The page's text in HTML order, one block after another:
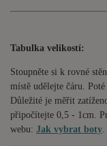
Tabulka velikostí:
Stoupněte si k rovné
místě udělejte čáru.
Důležité je měřit
připočítejte 0,5 - 1cm .
webu: Jak vybrat boty